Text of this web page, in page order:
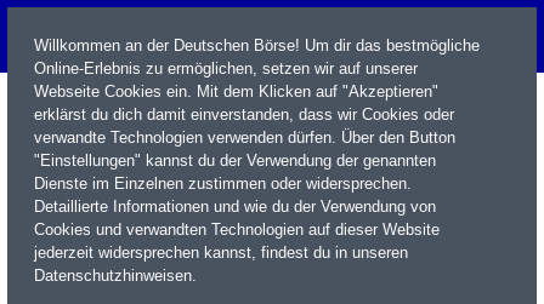
Name / WKN / ISIN / Kürzel
Willkommen an der Deutschen Börse! Um dir das bestmögliche
Online-Erlebnis zu ermöglichen, setzen wir auf unserer
Webseite Cookies ein. Mit dem Klicken auf "Akzeptieren"
erklärst du dich damit einverstanden, dass wir Cookies oder
verwandte Technologien verwenden dürfen. Über den Button
"Einstellungen" kannst du der Verwendung der genannten
Dienste im Einzelnen zustimmen oder widersprechen.
Detaillierte Informationen und wie du der Verwendung von
Cookies und verwandten Technologien auf dieser Website
jederzeit widersprechen kannst, findest du in unseren
Datenschutzhinweisen.